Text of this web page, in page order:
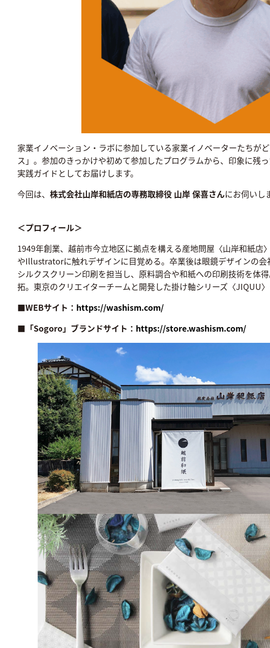
家業イノベーション・ラボに参加している家業イノベーターたちが
ス」。参加のきっかけや初めて参加したプログラムから、印象に残
実践ガイドとしてお届けします。
今回は、 株式会社山岸和紙店の専務取締役 山岸 保喜さんにお伺いし
＜プロフィール＞
1949年創業、越前市今立地区に拠点を構える産地問屋〈山岸和紙
やIllustratorに触れデザインに目覚める。卒業後は眼鏡デザインの
シルクスクリーン印刷を担当し、原料調合や和紙への印刷技術を体
拓。東京のクリエイターチームと開発した掛け軸シリーズ〈JIQUU
■WEBサイト： https://washism.com/
■「Sogoro」ブランドサイト： https://store.washism.com/